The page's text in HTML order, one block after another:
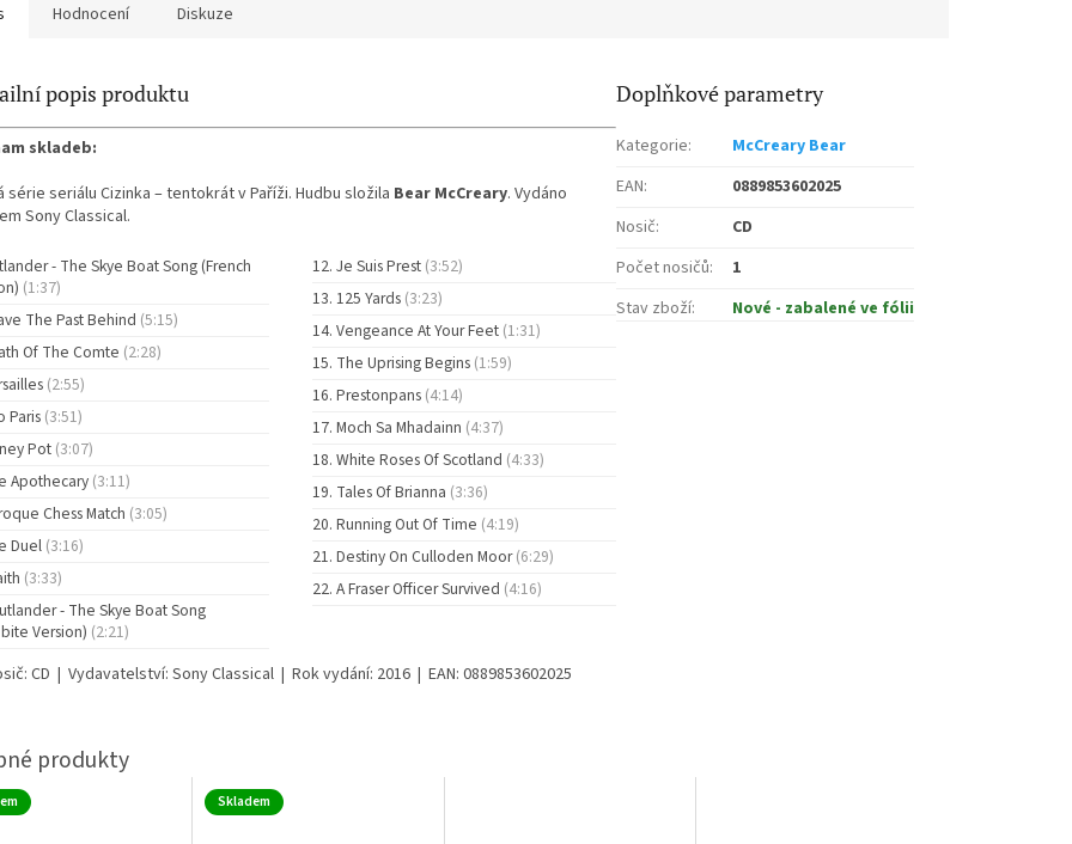
Hodnocení Diskuze
popis produktu
skladeb:
série seriálu Cizinka – tentokrát v Paříži. Hudbu složila Bear McCreary. Vydáno
Sony Classical.
- The Skye Boat Song (French
(1:37)
The Past Behind (5:15)
Of The Comte (2:28)
(2:55)
Paris (3:51)
Pot (3:07)
Apothecary (3:11)
Chess Match (3:05)
Duel (3:16)
(3:33)
- The Skye Boat Song
Version) (2:21)
Je Suis Prest (3:52)
125 Yards (3:23)
Vengeance At Your Feet (1:31)
The Uprising Begins (1:59)
Prestonpans (4:14)
Moch Sa Mhadainn (4:37)
White Roses Of Scotland (4:33)
Tales Of Brianna (3:36)
Running Out Of Time (4:19)
Destiny On Culloden Moor(6:29)
A Fraser Officer Survived (4:16)
CD | Vydavatelství: Sony Classical | Rok vydání: 2016 | EAN: 0889853602025
Doplňkové parametry
Kategorie:
McCreary Bear
EAN:
0889853602025
Nosič:
CD
Počet nosičů:
1
Stav zboží: Nové - zabalené ve fólii
Skladem